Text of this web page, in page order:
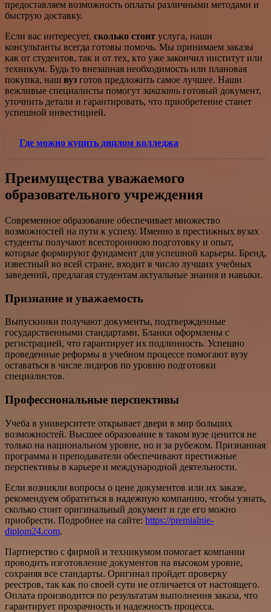
предоставляем возможность оплаты различными методами и
быструю доставку.
Если вас интересует, сколько стоит услуга, наши
консультанты всегда готовы помочь. Мы принимаем заказы
как от студентов, так и от тех, кто уже закончил институт или
техникум. Будь то внезапная необходимость или плановая
покупка, наш вуз готов предложить самое лучшее. Наши
вежливые специалисты помогут заказать готовый документ,
уточнить детали и гарантировать, что приобретение станет
успешной инвестицией.
Где можно купить диплом колледжа
Преимущества уважаемого
образовательного учреждения
Современное образование обеспечивает множество
возможностей на пути к успеху. Именно в престижных вузах
студенты получают всестороннюю подготовку и опыт,
которые формируют фундамент для успешной карьеры. Бренд,
известный во всей стране, входит в число лучших учебных
заведений, предлагая студентам актуальные знания и навыки.
Признание и уважаемость
Выпускники получают документы, подтвержденные
государственными стандартами. Бланки оформлены с
регистрацией, что гарантирует их подлинность. Успешно
проведенные реформы в учебном процессе помогают вузу
оставаться в числе лидеров по уровню подготовки
специалистов.
Профессиональные перспективы
Учеба в университете открывает двери в мир больших
возможностей. Высшее образование в таком вузе ценится не
только на национальном уровне, но и за рубежом. Признанная
программа и преподаватели обеспечивают престижные
перспективы в карьере и международной деятельности.
Если возникли вопросы о цене документов или их заказе,
рекомендуем обратиться в надежную компанию, чтобы узнать,
сколько стоит оригинальный документ и где его можно
приобрести. Подробнее на сайте: https://premialnie-
diplom24.com.
Партнерство с фирмой и техникумом помогает компании
проводить изготовление документов на высоком уровне,
сохраняя все стандарты. Оригинал пройдет проверку
реестров, так как по своей сути не отличается от настоящего.
Оплата производится по результатам выполнения заказа, что
гарантирует прозрачность и надежность процесса.